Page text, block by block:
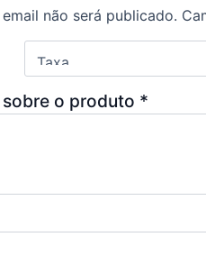
não será publicado.
o produto *